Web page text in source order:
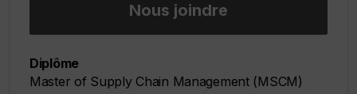
Nous joindre
Diplôme
Master of Supply Chain Management (MSCM)